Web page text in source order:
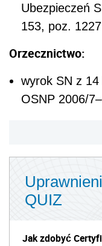
Ubezpieczeń
153, poz.
Orzecznictwo:
wyrok SN z
OSNP 2006/
QUIZ
Jak zdobyć